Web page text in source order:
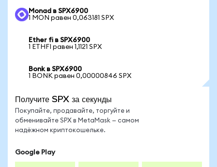
Monad в SPX6900
1 MON равен 0,063181 SPX
Ether fi в SPX6900
1 ETHFI равен 1,1121 SPX
Bonk в SPX6900
1 BONK равен 0,00000846 SPX
Получите SPX за секунды
Покупайте, продавайте, торгуйте и
обменивайте SPX в MetaMask — самом
надёжном криптокошельке.
Google Play